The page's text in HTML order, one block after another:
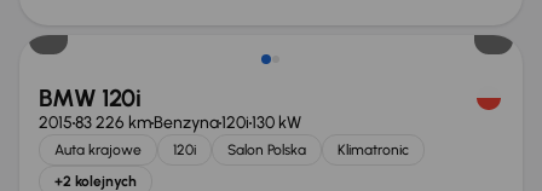
BMW 120i
201583 226 kmBenzyna120i130 kW
Auta krajowe 120i Salon Polska
Klimatronic
+2 kolejnych